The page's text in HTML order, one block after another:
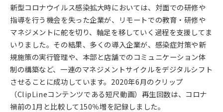
新型コロナウイルス感染拡大時においては、対面での研修や
指導を行う機会を失った企業が、リモートでの教育・研修や
マネジメントに舵を切り、軸足を移していく過程を支援してま
いりました。その結果、多くの導入企業が、感染症対策や新
規施策の実行管理や、本部と店舗でのコミュニケーション体
制の構築など、一連のマネジメントサイクルをデジタルシフト
させることに成功しています。2020年6月のクリップ
（ClipLineコンテンツである短尺動画）再生回数は、コロナ
禍前の1月と比較して150％増を記録しました。